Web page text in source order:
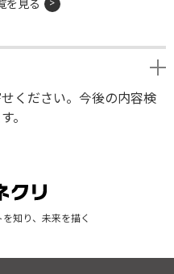
を見る
ください。今後の内容検
。
知り、未来を描く